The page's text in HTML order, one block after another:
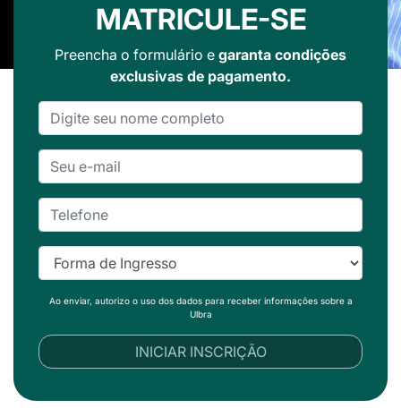
MATRICULE-SE
Preencha o formulário e garanta condições
exclusivas de pagamento.
Ao enviar, autorizo o uso dos dados para receber informações sobre a
Ulbra
INICIAR INSCRIÇÃO